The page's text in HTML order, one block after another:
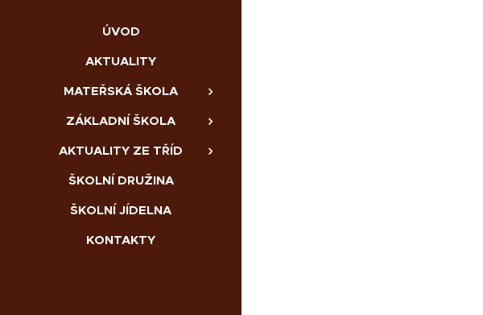
ÚVOD
AKTUALITY
MATEŘSKÁ ŠKOLA
ZÁKLADNÍ ŠKOLA
AKTUALITY ZE TŘÍD
ŠKOLNÍ DRUŽINA
ŠKOLNÍ JÍDELNA
KONTAKTY